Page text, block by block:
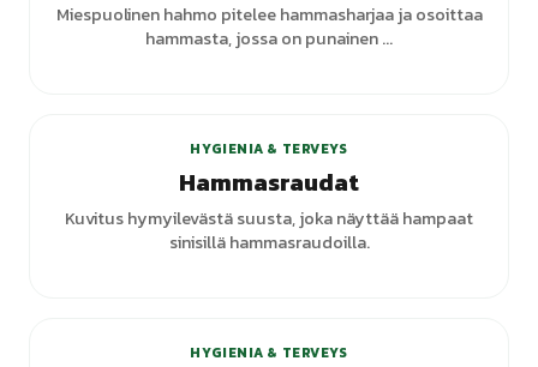
Miespuolinen hahmo pitelee hammasharjaa ja osoittaa
hammasta, jossa on punainen ...
HYGIENIA & TERVEYS
Hammasraudat
Kuvitus hymyilevästä suusta, joka näyttää hampaat
sinisillä hammasraudoilla.
HYGIENIA & TERVEYS